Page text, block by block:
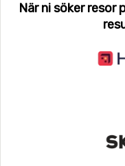
När ni söker resor